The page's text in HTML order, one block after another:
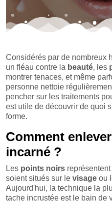
Considérés par de nombreux
un fléau contre la beauté, les
montrer tenaces, et même
personne nettoie
pencher sur les traitements
est utile de découvrir de quoi
forme.
Comment
incarné ?
Les points noirs
soient situés sur le visage ou
Aujourd'hui, la technique la
tache incrustée est le bain de